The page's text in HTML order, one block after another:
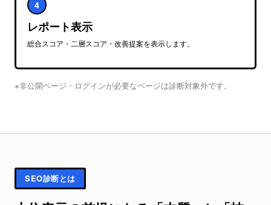
4
レポート表示
総合スコア・二層スコア・改善提案を表示します。
※非公開ページ・ログインが必要なページは診断対象外です。
SEO診断とは